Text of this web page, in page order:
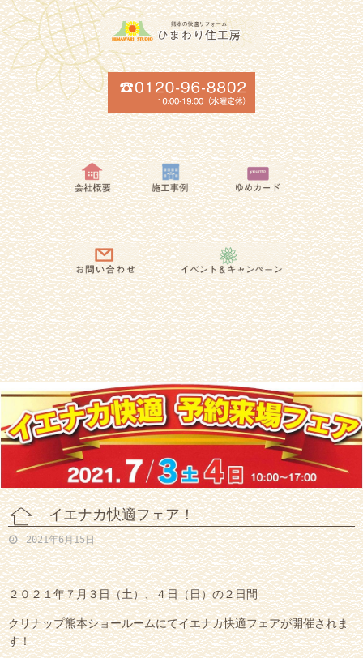
イエナカ快適フェア！
2021年6月15日
２０２１年７月３日（土）、４日（日）の２日間
クリナップ熊本ショールームにてイエナカ快適フェアが開催されま
す！